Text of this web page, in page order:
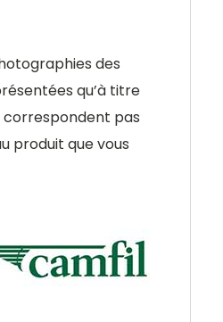
des
qu’à titre
correspondent pas
produit que vous